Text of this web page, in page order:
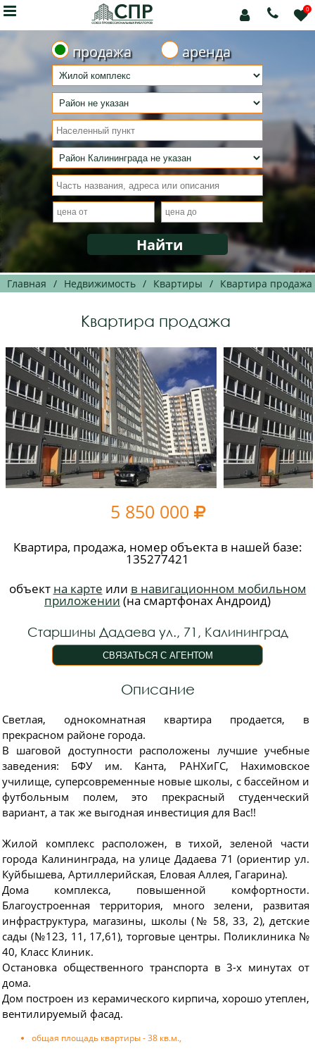
 0


продажа аренда
Главная / Недвижимость / Квартиры / Квартира продажа
Квартира продажа
5 850 000 
Квартира, продажа, номер объекта в нашей базе:
135277421
объект на карте или в навигационном мобильном
приложении (на смартфонах Андроид)
Старшины Дадаева ул., 71, Калининград
Описание
Светлая, однокомнатная квартира продается, в
прекрасном районе города.
В шаговой доступности расположены лучшие учебные
заведения: БФУ им. Кaнта, PAHXиГC, Нахимовское
училище, суперсовременные новые школы, c бассейном и
футбольным полем, это прекрасный студенческий
вариант, а так же выгодная инвестиция для Вас!!
Жилой комплекс расположен, в тихой, зеленой части
города Калининграда, на улице Дадаева 71 (ориентир ул.
Куйбышева, Артиллерийская, Еловая Аллея, Гагарина).
Дома комплекса, повышенной комфортности.
Благоустроенная территория, много зелени, развитая
инфраструктура, магазины, школы (№ 58, 33, 2), детские
сады (№123, 11, 17,61), торговые центры. Поликлиника №
40, Класс Клиник.
Остановка общественного транспорта в 3-х минутах от
дома.
Дом построен из керамического кирпича, хорошо утеплен,
вентилируемый фасад.
общая площадь квартиры - 38 кв.м.,